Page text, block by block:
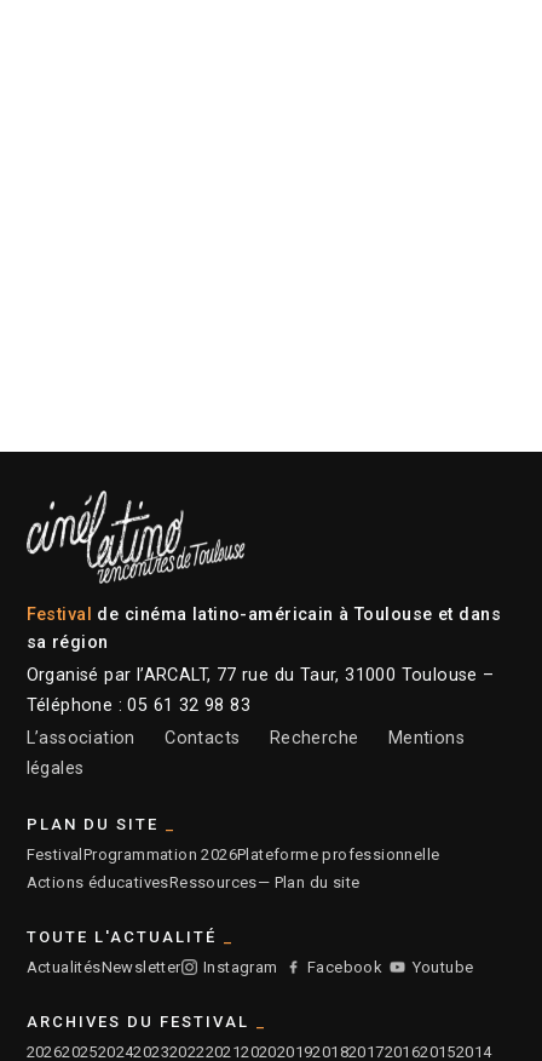
Festival de cinéma latino-américain à Toulouse et dans
sa région
Organisé par l’ARCALT, 77 rue du Taur, 31000 Toulouse –
Téléphone : 05 61 32 98 83
L’association
Contacts Recherche
Mentions
légales
PLAN DU SITE
Festival Programmation 2026Plateforme professionnelle
Actions éducativesRessources— Plan du site
TOUTE L'ACTUALITÉ
ActualitésNewsletter Instagram Facebook Youtube
ARCHIVES DU FESTIVAL
2026202520242023202220212020201920182017201620152014